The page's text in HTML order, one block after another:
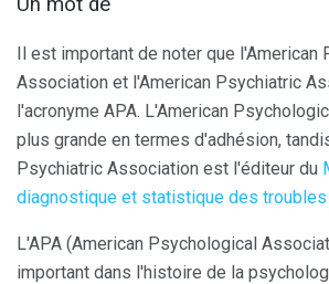
Il est important de noter que l'American
Association et l'American Psychiatric
l'acronyme APA. L'American
plus grande en termes d'adhésion,
Psychiatric Association est l'éditeur du
diagnostique et statistique des
L'APA (American Psychological
important dans l'histoire de la